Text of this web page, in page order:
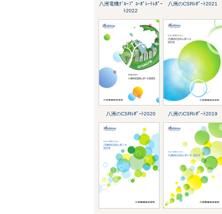
八洲電機ｸﾞﾙｰﾌﾟ ｺｰﾎﾟﾚｰﾄﾚﾎﾟｰ
ﾄ2022
八洲のCSRﾚﾎﾟｰﾄ2021
八洲のCSRﾚﾎﾟｰﾄ2020 八洲のCSRﾚﾎﾟｰﾄ2019